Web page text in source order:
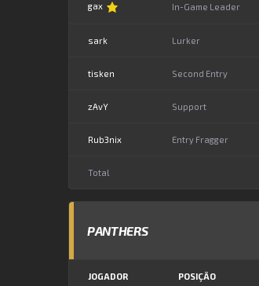
gax In-Game Leader
sark Lurker
tisken Second Entry
zAvY Support
Rub3nix Entry Fragger
Total
PANTHERS
JOGADOR POSIÇÃO